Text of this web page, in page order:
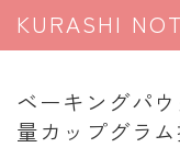
KURASHI
暮らしの雑学
ベーキングパ
量カップグラ